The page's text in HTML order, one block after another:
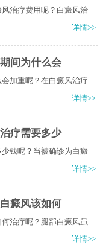
治疗费用呢？白癜风治
详情>>
间为什么会
加重呢？在白癜风治疗
详情>>
疗需要多少
钱呢？当被确诊为白癜
详情>>
癜风该如何
治疗呢？腿部白癜风虽
详情>>